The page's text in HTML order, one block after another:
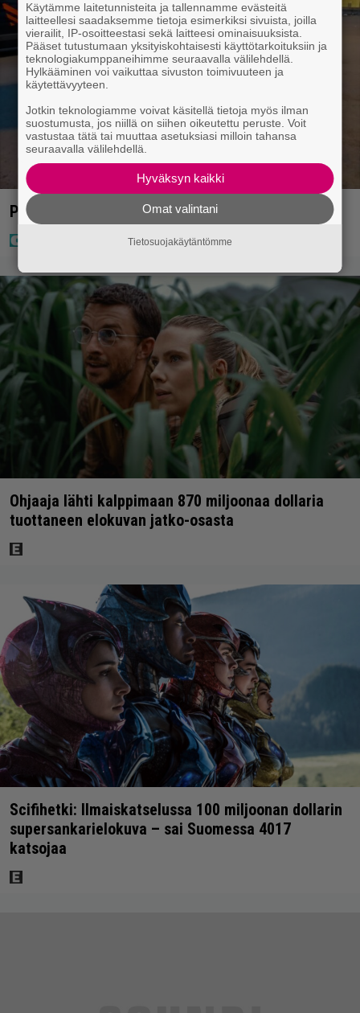
Poliisi teki surullisen löydön Lohjalla
Ohjaaja lähti kalppimaan 870 miljoonaa dollaria
tuottaneen elokuvan jatko-osasta
Scifihetki: Ilmaiskatselussa 100 miljoonan dollarin
supersankarielokuva – sai Suomessa 4017
katsojaa
Käytämme laitetunnisteita ja tallennamme evästeitä
laitteellesi saadaksemme tietoja esimerkiksi sivuista, joilla
vierailit, IP-osoitteestasi sekä laitteesi ominaisuuksista.
Pääset tutustumaan yksityiskohtaisesti käyttötarkoituksiin ja
teknologiakumppaneihimme seuraavalla välilehdellä.
Hylkääminen voi vaikuttaa sivuston toimivuuteen ja
käytettävyyteen.
Jotkin teknologiamme voivat käsitellä tietoja myös ilman
suostumusta, jos niillä on siihen oikeutettu peruste. Voit
vastustaa tätä tai muuttaa asetuksiasi milloin tahansa
seuraavalla välilehdellä.
Hyväksyn kaikki
Omat valintani
Tietosuojakäytäntömme